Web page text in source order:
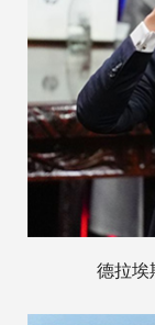
德拉埃